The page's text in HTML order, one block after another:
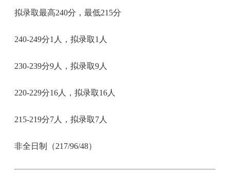
拟录取最高240分，最低215分
240-249分1人，拟录取1人
230-239分9人，拟录取9人
220-229分16人，拟录取16人
215-219分7人，拟录取7人
非全日制（217/96/48）